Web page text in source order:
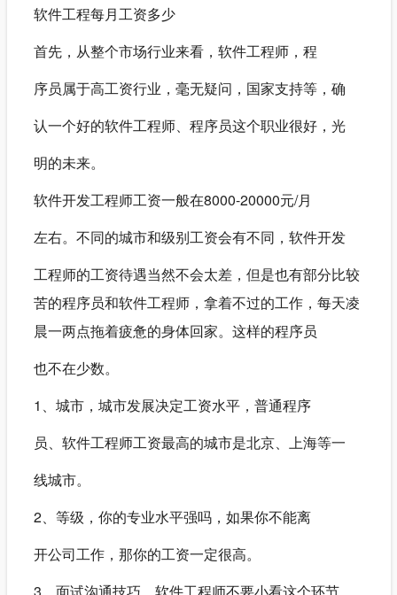
软件工程每月工资多少
首先，从整个市场行业来看，软件工程师，程
序员属于高工资行业，毫无疑问，国家支持等，确
认一个好的软件工程师、程序员这个职业很好，光
明的未来。
软件开发工程师工资一般在8000-20000元/月
左右。不同的城市和级别工资会有不同，软件开发
工程师的工资待遇当然不会太差，但是也有部分比较
苦的程序员和软件工程师，拿着不过的工作，每天凌
晨一两点拖着疲惫的身体回家。这样的程序员
也不在少数。
1、城市，城市发展决定工资水平，普通程序
员、软件工程师工资最高的城市是北京、上海等一
线城市。
2、等级，你的专业水平强吗，如果你不能离
开公司工作，那你的工资一定很高。